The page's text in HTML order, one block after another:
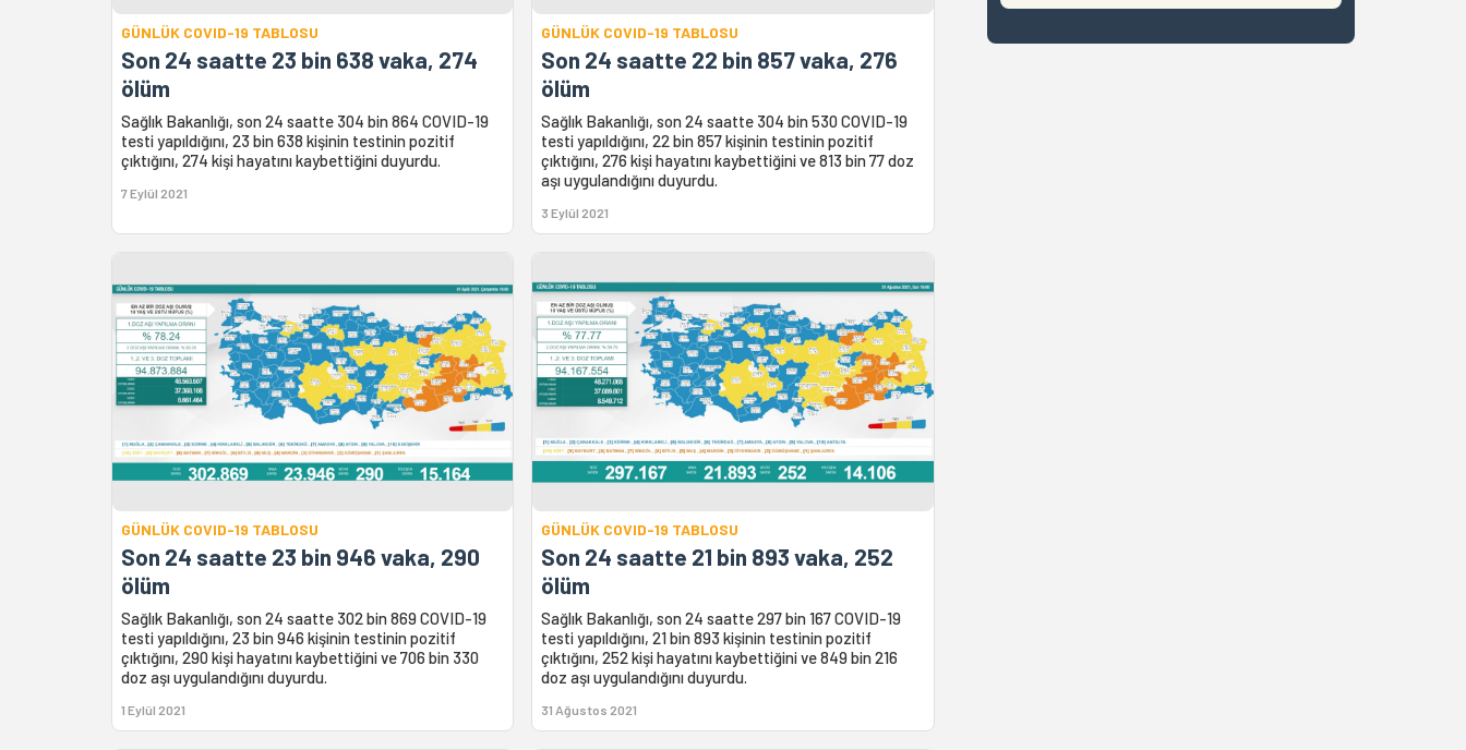
GÜNLÜK COVID-19 TABLOSU
Son 24 saatte 23 bin 638 vaka, 274
ölüm
Sağlık Bakanlığı, son 24 saatte 304 bin 864 COVID-19
testi yapıldığını, 23 bin 638 kişinin testinin pozitif
çıktığını, 274 kişi hayatını kaybettiğini duyurdu.
7 Eylül 2021
GÜNLÜK COVID-19 TABLOSU
Son 24 saatte 22 bin 857 vaka, 276
ölüm
Sağlık Bakanlığı, son 24 saatte 304 bin 530 COVID-19
testi yapıldığını, 22 bin 857 kişinin testinin pozitif
çıktığını, 276 kişi hayatını kaybettiğini ve 813 bin 77 doz
aşı uygulandığını duyurdu.
3 Eylül 2021
GÜNLÜK COVID-19 TABLOSU
Son 24 saatte 23 bin 946 vaka, 290
ölüm
Sağlık Bakanlığı, son 24 saatte 302 bin 869 COVID-19
testi yapıldığını, 23 bin 946 kişinin testinin pozitif
çıktığını, 290 kişi hayatını kaybettiğini ve 706 bin 330
doz aşı uygulandığını duyurdu.
1 Eylül 2021
GÜNLÜK COVID-19 TABLOSU
Son 24 saatte 21 bin 893 vaka, 252
ölüm
Sağlık Bakanlığı, son 24 saatte 297 bin 167 COVID-19
testi yapıldığını, 21 bin 893 kişinin testinin pozitif
çıktığını, 252 kişi hayatını kaybettiğini ve 849 bin 216
doz aşı uygulandığını duyurdu.
31 Ağustos 2021